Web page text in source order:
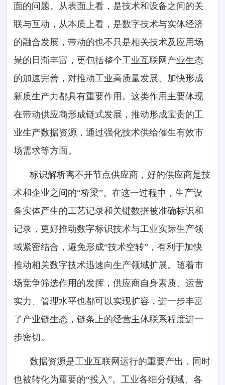
面的问题。从表面上看，是技术和设备之间的关
联与互动，从本质上看，是数字技术与实体经济
的融合发展，带动的也不只是相关技术及应用场
景的日渐丰富，更包括整个工业互联网产业生态
的加速完善，对推动工业高质量发展、加快形成
新质生产力都具有重要作用。这类作用主要体现
在带动供应商形成链式发展，推动形成宝贵的工
业生产数据资源，通过强化技术供给催生有效市
场需求等方面。
标识解析离不开节点供应商，好的供应商是技
术和企业之间的“桥梁”。在这一过程中，生产设
备实体产生的工艺记录和关键数据被准确标识和
记录，更好推动数字标识技术与工业实际生产领
域紧密结合，避免形成“技术空转”，有利于加快
推动相关数字技术迅速向生产领域扩展。随着市
场竞争筛选作用的发挥，供应商自身素质、运营
实力、管理水平也都可以实现扩容，进一步丰富
了产业链生态，链条上的经营主体联系程度进一
步密切。
数据资源是工业互联网运行的重要产出，同时
也被转化为重要的“投入”。工业各细分领域、各